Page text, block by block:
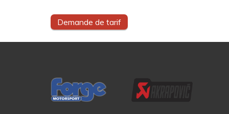
Demande de tarif